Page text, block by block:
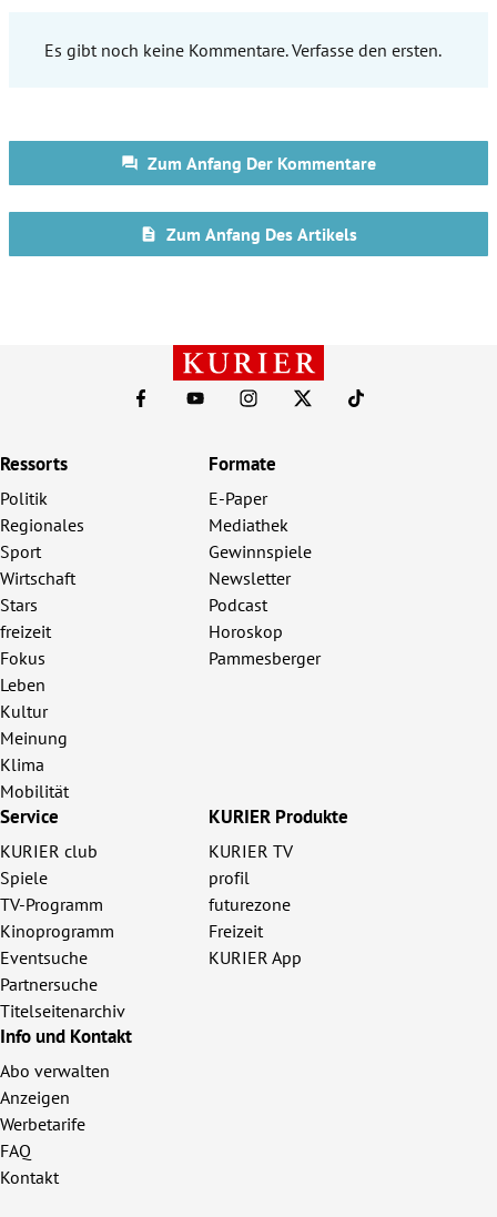
Ressorts
Politik
Regionales
Sport
Wirtschaft
Stars
freizeit
Fokus
Leben
Kultur
Meinung
Klima
Mobilität
Formate
E-Paper
Mediathek
Gewinnspiele
Newsletter
Podcast
Horoskop
Pammesberger
Service
KURIER club
Spiele
TV-Programm
Kinoprogramm
Eventsuche
Partnersuche
Titelseitenarchiv
KURIER Produkte
KURIER TV
profil
futurezone
Freizeit
KURIER App
Info und Kontakt
Abo verwalten
Anzeigen
Werbetarife
FAQ
Kontakt